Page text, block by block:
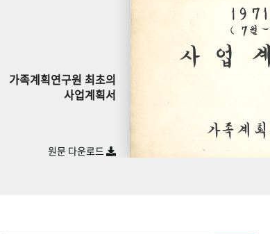
가족계획연구원 최초의
사업계획서
원문 다운로드